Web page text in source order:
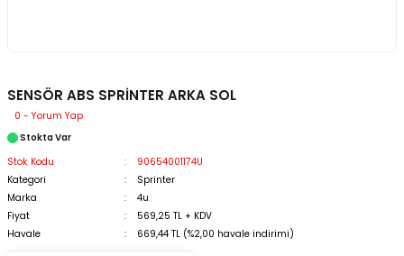
SENSÖR ABS SPRİNTER ARKA SOL
0 - Yorum Yap
Stokta Var
Stok Kodu
90654001174U
Kategori
Sprinter
Marka
4u
Fiyat
569,25 TL + KDV
Havale
669,44 TL (%2,00 havale indirimi)